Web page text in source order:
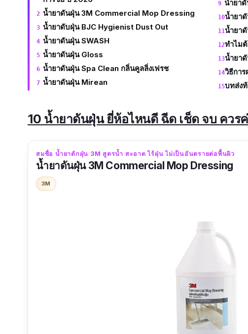
น้ำยาดันฝุ่น 3M Commercial Mop Dressing
น้ำยาดับฝุ่น BJC Hygienist Dust Out
น้ำยาดันฝุ่น SWASH
น้ำยาดันฝุ่น Gloss
น้ำยาดันฝุ่น Spa Clean กลิ่นคูลลิ่งเฟรช
น้ำยาดันฝุ่น Mirean
น้ำยา
น้ำยา
น้ำยา
ทำไม
น้ำยา
วิธีกา
บทส่ง
10 น้ำยาดันฝุ่น ยี่ห้อไหนดี ฉีด เช็ด จบ ควร
สมชื่อ น้ำยาดักฝุ่น 3M สูตรน้ำ สะอาด ไร้ฝุ่น ไม่เป็นอันตรายต่อพื้นผิว
น้ำยาดันฝุ่น 3M Commercial Mop Dressing
3M